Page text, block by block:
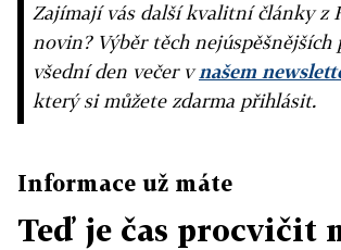
Zajímají vás další kvalitní články z
novin? Výběr těch nejúspěšnějších
všední den večer vnašem
který si můžete zdarma přihlásit.
Informace už máte
Teď je čas procvičit